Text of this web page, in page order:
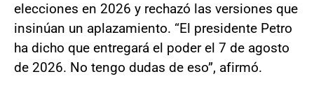
elecciones en 2026 y rechazó las versiones que
insinúan un aplazamiento. “El presidente Petro
ha dicho que entregará el poder el 7 de agosto
de 2026. No tengo dudas de eso”, afirmó.